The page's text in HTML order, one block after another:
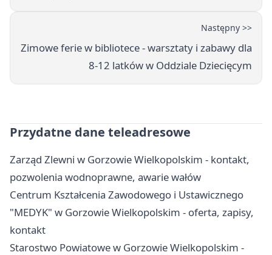
Następny >>
Zimowe ferie w bibliotece - warsztaty i zabawy dla
8-12 latków w Oddziale Dziecięcym
Przydatne dane teleadresowe
Zarząd Zlewni w Gorzowie Wielkopolskim - kontakt,
pozwolenia wodnoprawne, awarie wałów
Centrum Kształcenia Zawodowego i Ustawicznego
"MEDYK" w Gorzowie Wielkopolskim - oferta, zapisy,
kontakt
Starostwo Powiatowe w Gorzowie Wielkopolskim -